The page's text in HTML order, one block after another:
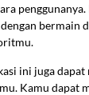
bermain
ini juga
Kamu dapat